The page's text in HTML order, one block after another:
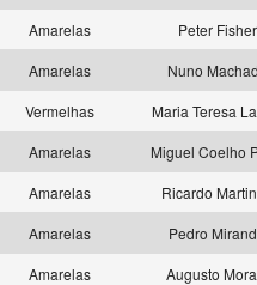
Amarelas
Peter Fisher
Amarelas
Nuno
Vermelhas
Maria Teresa
Amarelas
Miguel Coelho
Amarelas
Ricardo
Amarelas
Pedro
Amarelas
Augusto